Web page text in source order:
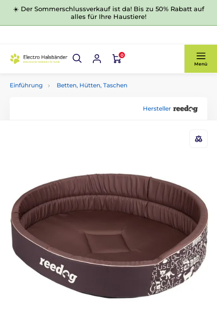
☀️ Der Sommerschlussverkauf ist da! Bis zu 50% Rabatt auf
alles für Ihre Haustiere!
0
Menü
Einführung Betten, Hütten, Taschen
Hersteller